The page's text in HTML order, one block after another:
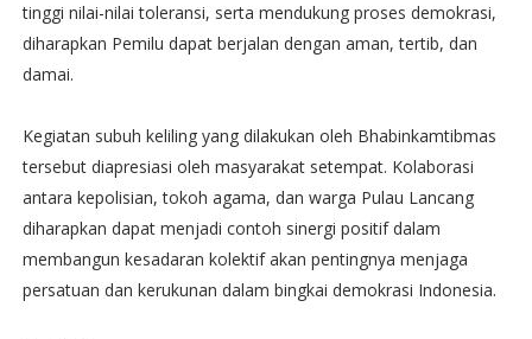
tinggi nilai-nilai toleransi, serta mendukung proses demokrasi,
diharapkan Pemilu dapat berjalan dengan aman, tertib, dan
damai.
Kegiatan subuh keliling yang dilakukan oleh Bhabinkamtibmas
tersebut diapresiasi oleh masyarakat setempat. Kolaborasi
antara kepolisian, tokoh agama, dan warga Pulau Lancang
diharapkan dapat menjadi contoh sinergi positif dalam
membangun kesadaran kolektif akan pentingnya menjaga
persatuan dan kerukunan dalam bingkai demokrasi Indonesia.